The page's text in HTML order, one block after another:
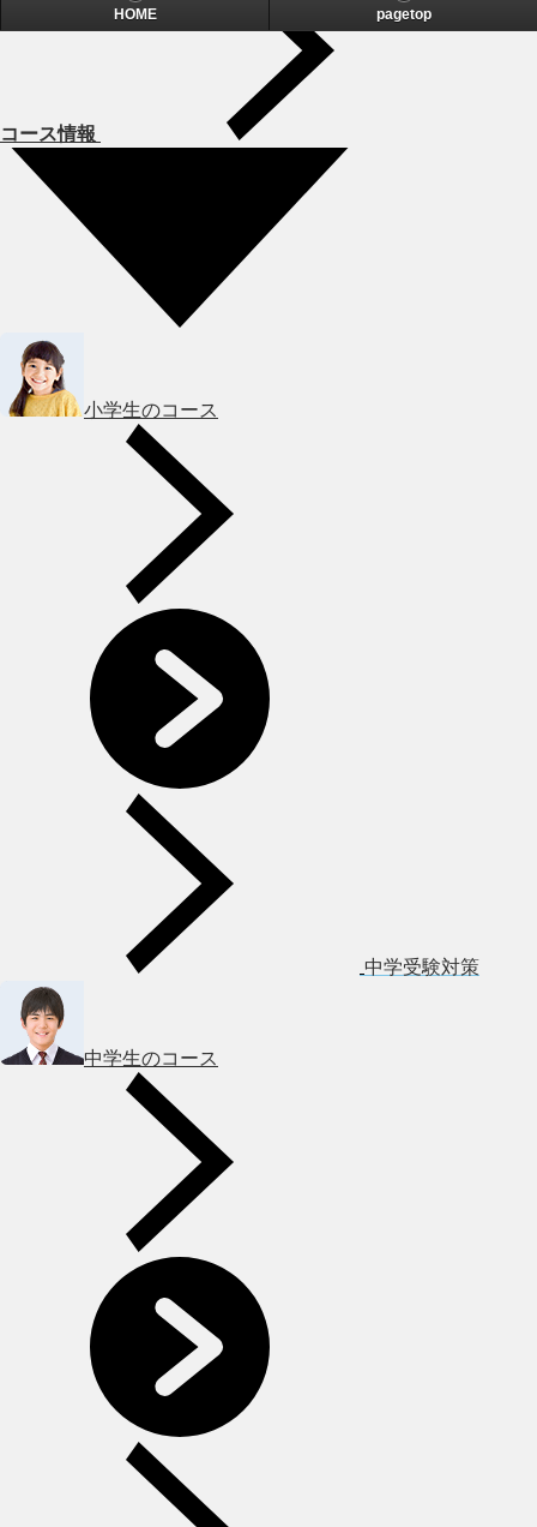
コース情報
小学生のコース
中学受験対策
中学生のコース
HOME pagetop